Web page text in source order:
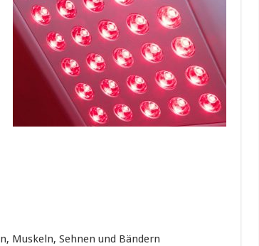
Muskeln, Sehnen und Bändern